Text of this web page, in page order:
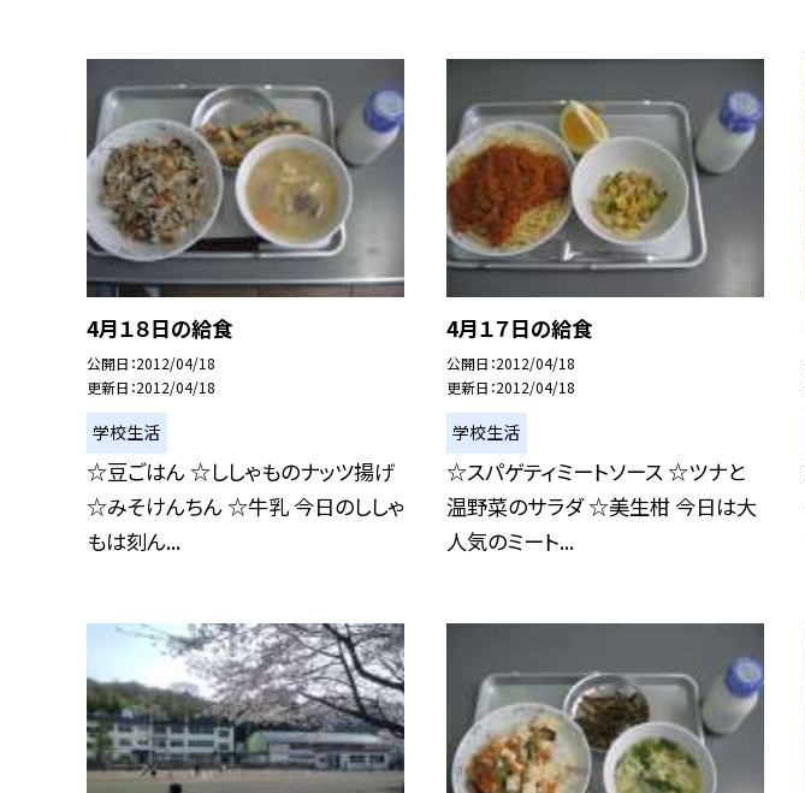
4月１８日の給食
公開日 2012/04/18
更新日 2012/04/18
学校生活
☆豆ごはん ☆ししゃものナッツ揚げ
☆みそけんちん ☆牛乳 今日のししゃ
もは刻ん...
4月１７日の給食
公開日 2012/04/18
更新日 2012/04/18
学校生活
☆スパゲティミートソース ☆ツナと
温野菜のサラダ ☆美生柑 今日は大
人気のミート...